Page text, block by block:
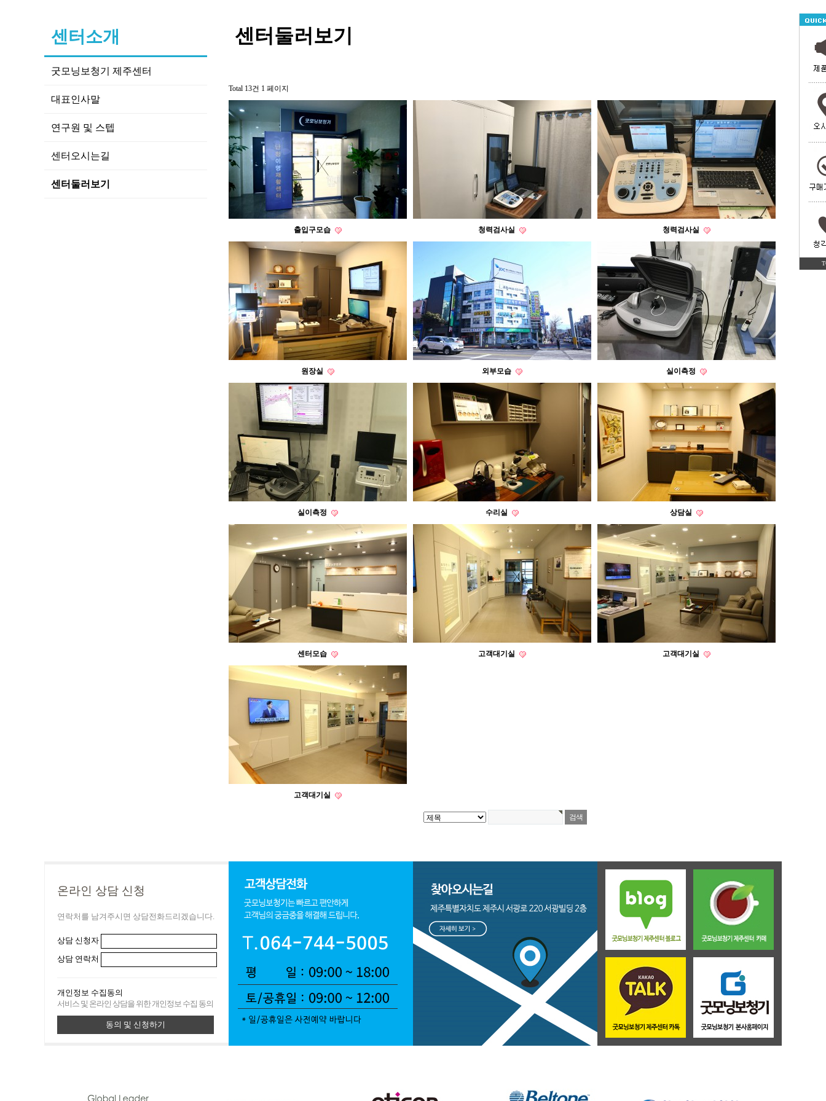
센터소개
굿모닝보청기 제주센터
대표인사말
연구원 및 스텝
센터오시는길
센터둘러보기
센터둘러보기
Total 13건 1 페이지
출입구모습 청력검사실 청력검사실
원장실 외부모습 실이측정
실이측정 수리실 상담실
센터모습 고객대기실 고객대기실
고객대기실
온라인 상담 신청
연락처를 남겨주시면 상담전화드리겠습니다.
상담 신청자
상담 연락처
개인정보 수집동의
서비스 및 온라인 상담을 위한 개인정보 수집 동의